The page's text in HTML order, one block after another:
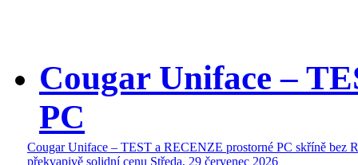
Cougar Uniface –
PC
Cougar Uniface – TEST a RECENZE prostorné PC skříně bez
překvapivě solidní cenu Středa, 29 červenec 2026